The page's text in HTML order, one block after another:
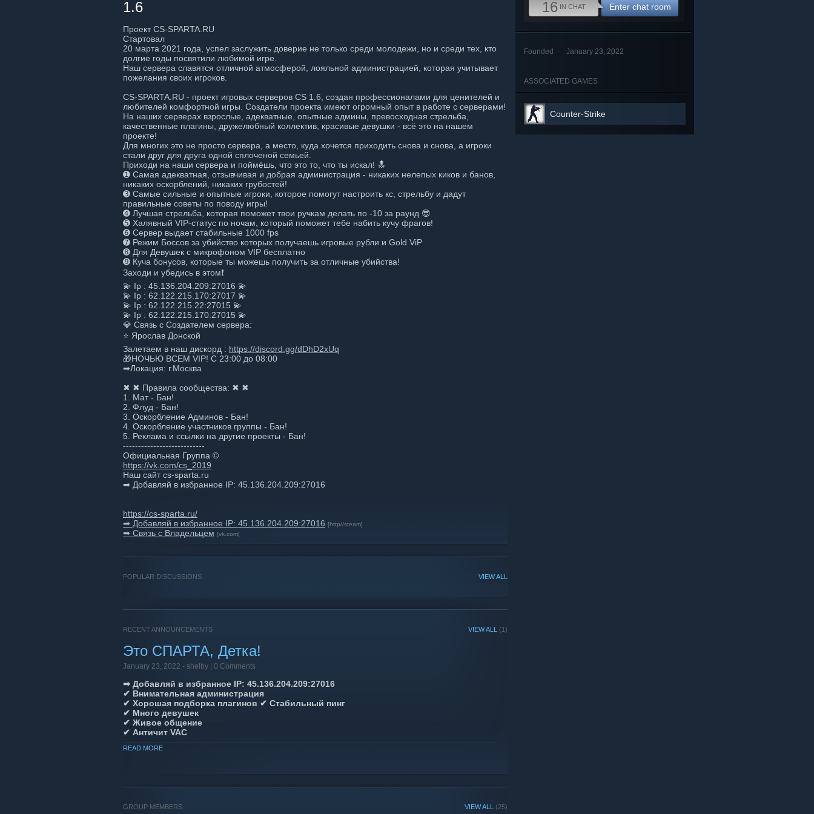
1.6
Проект CS-SPARTA.RU
Стартовал
20 марта 2021 года, успел заслужить доверие не только среди молодежи, но и среди тех, кто
долгие годы посвятили любимой игре.
Наш сервера славятся отличной атмосферой, лояльной администрацией, которая учитывает
пожелания своих игроков.
CS-SPARTA.RU - проект игровых серверов CS 1.6, создан профессионалами для ценителей и
любителей комфортной игры. Создатели проекта имеют огромный опыт в работе с серверами!
На наших серверах взрослые, адекватные, опытные админы, превосходная стрельба,
качественные плагины, дружелюбный коллектив, красивые девушки - всё это на нашем
проекте!
Для многих это не просто сервера, а место, куда хочется приходить снова и снова, а игроки
стали друг для друга одной сплоченой семьей.
Приходи на наши сервера и поймёшь, что это то, что ты искал! 🔝
➊ Самая адекватная, отзывчивая и добрая администрация - никаких нелепых киков и банов,
никаких оскорблений, никаких грубостей!
➌ Самые сильные и опытные игроки, которое помогут настроить кс, стрельбу и дадут
правильные советы по поводу игры!
➍ Лучшая стрельба, которая поможет твои ручкам делать по -10 за раунд 😎
➎ Халявный VIP-статус по ночам, который поможет тебе набить кучу фрагов!
➏ Сервер выдает стабильные 1000 fps
➐ Режим Боссов за убийство которых получаешь игровые рубли и Gold ViP
➑ Для Девушек с микрофоном VIP бесплатно
➒ Куча бонусов, которые ты можешь получить за отличные убийства!
Заходи и убедись в этом❗
💫 Ip : 45.136.204.209:27016 💫
💫 Ip : 62.122.215.170:27017 💫
💫 Ip : 62.122.215.22:27015 💫
💫 Ip : 62.122.215.170:27015 💫
💎 Связь с Создателем сервера:
⭐ Ярослав Донской
Залетаем в наш дискорд : https://discord.gg/dDhD2xUq
🎁НОЧЬЮ ВСЕМ VIP! С 23:00 до 08:00
➡Локация: г.Москва
✖ ✖ Правила сообщества: ✖ ✖
1. Мат - Бан!
2. Флуд - Бан!
3. Оскорбление Админов - Бан!
4. Оскорбление участников группы - Бан!
5. Реклама и ссылки на другие проекты - Бан!
---------------------------
Официальная Группа ©
https://vk.com/cs_2019
Наш сайт cs-sparta.ru
➡ Добавляй в избранное IP: 45.136.204.209:27016
https://cs-sparta.ru/
➡ Добавляй в избранное IP: 45.136.204.209:27016 [http//steam]
➡ Связь с Владельцем [vk.com]
VIEW ALL
POPULAR DISCUSSIONS
VIEW ALL (1)
RECENT ANNOUNCEMENTS
Это СПАРТА, Детка!
January 23, 2022 - shelby | 0 Comments
➡ Добавляй в избранное IP: 45.136.204.209:27016
✔ Внимательная администрация
✔ Хорошая подборка плагинов ✔ Стабильный пинг
✔ Много девушек
✔ Живое общение
✔ Античит VAC
READ MORE
VIEW ALL (25)
GROUP MEMBERS
16 IN CHAT Enter chat room
Founded January 23, 2022
ASSOCIATED GAMES
Counter-Strike